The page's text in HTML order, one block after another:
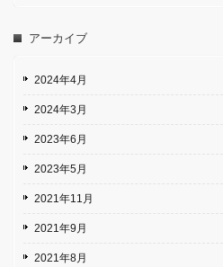
アーカイブ
2024年4月
2024年3月
2023年6月
2023年5月
2021年11月
2021年9月
2021年8月